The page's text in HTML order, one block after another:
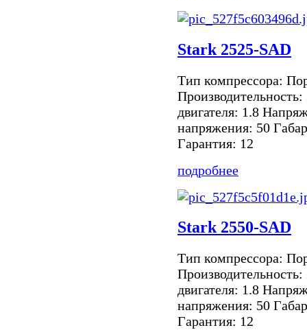
Stark 2525-SAD
Тип компрессора:
двигателя: 1.8
напряжения: 50
Гарантия: 12
подробнее
Stark 2550-SAD
Тип компрессора:
двигателя: 1.8
напряжения: 50
Гарантия: 12